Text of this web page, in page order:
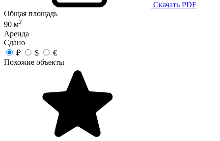
Скачать PDF
Общая площадь
90 м2
Аренда
Сдано
₽
$
€
Похожие объекты